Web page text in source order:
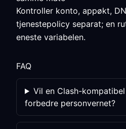
Kontroller konto, appøkt,
tjenestepolicy separat; en
eneste variabelen.
FAQ
Vil en Clash-
forbedre personvernet?